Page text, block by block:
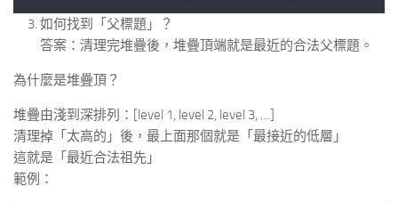
如何找到「父標題」？
答案：清理完堆疊後，堆疊頂端就是最近的合法父標題。
為什麼是堆疊頂？
堆疊由淺到深排列：[level 1, level 2, level 3, …]
清理掉「太高的」後，最上面那個就是「最接近的低層」
這就是「最近合法祖先」
範例：